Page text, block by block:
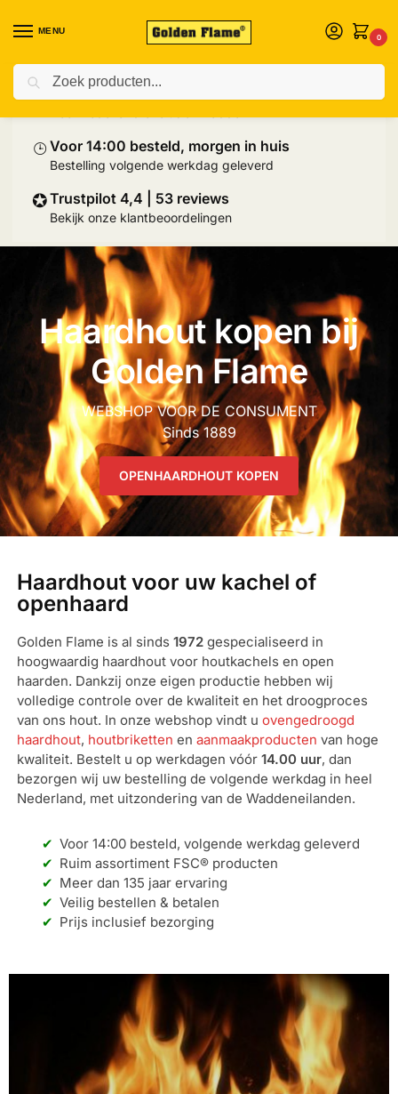
MENU
0
⛟Prijs inclusief palletlevering
⌚︎ Voor 14:00 besteld, morgen in huis
Bestelling volgende werkdag geleverd
✪Trustpilot 4,4 | 53 reviews
Bekijk onze klantbeoordelingen
Haardhout kopen bij
Golden Flame
WEBSHOP VOOR DE CONSUMENT
Sinds 1889
OPENHAARDHOUT KOPEN
Haardhout voor uw kachel of
openhaard
Golden Flame is al sinds 1972 gespecialiseerd in
hoogwaardig haardhout voor houtkachels en open
haarden. Dankzij onze eigen productie hebben wij
volledige controle over de kwaliteit en het droogproces
van ons hout. In onze webshop vindt u ovengedroogd
haardhout, houtbriketten en aanmaakproducten van hoge
kwaliteit. Bestelt u op werkdagen vóór 14.00 uur, dan
bezorgen wij uw bestelling de volgende werkdag in heel
Nederland, met uitzondering van de Waddeneilanden.
Voor 14:00 besteld, volgende werkdag geleverd
Ruim assortiment FSC® producten
Meer dan 135 jaar ervaring
Veilig bestellen & betalen
Prijs inclusief bezorging